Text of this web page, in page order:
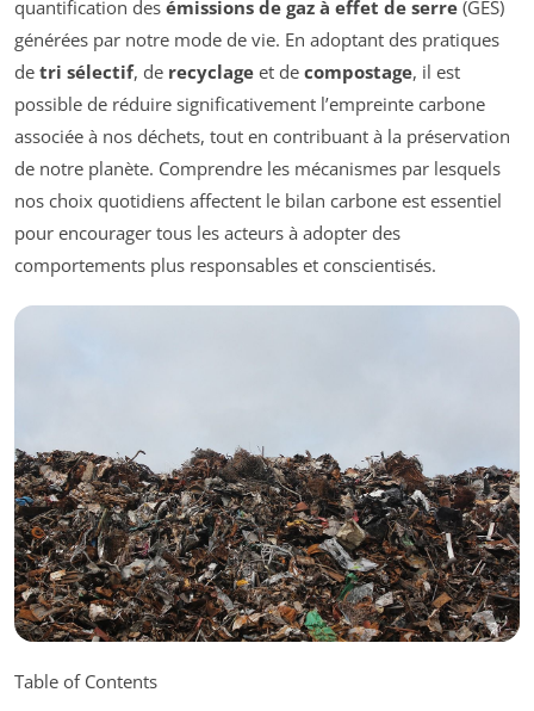
quantification des émissions de gaz à effet de serre (GES)
générées par notre mode de vie. En adoptant des pratiques
de tri sélectif, de recyclage et de compostage, il est
possible de réduire significativement l’empreinte carbone
associée à nos déchets, tout en contribuant à la préservation
de notre planète. Comprendre les mécanismes par lesquels
nos choix quotidiens affectent le bilan carbone est essentiel
pour encourager tous les acteurs à adopter des
comportements plus responsables et conscientisés.
Table of Contents